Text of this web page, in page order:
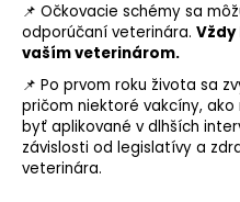
📌 Očkovacie schémy sa
odporúčaní veterinára.
vaším veterinárom.
📌 Po prvom roku života sa
pričom niektoré vakcíny,
byť aplikované v dlhších
závislosti od legislatívy a
veterinára.